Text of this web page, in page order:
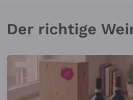
Der richtige